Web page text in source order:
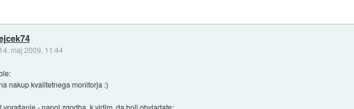
14. maj 2009, 11:44
nakup kvalitetnega monitorja :)